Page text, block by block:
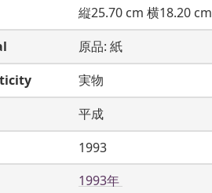
縦25.70 cm 横18.20 cm
原品: 紙
実物
平成
1993
1993年